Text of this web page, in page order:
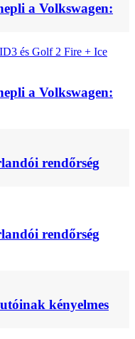
a Volkswagen:
a Volkswagen:
rendőrség
rendőrség
kényelmes